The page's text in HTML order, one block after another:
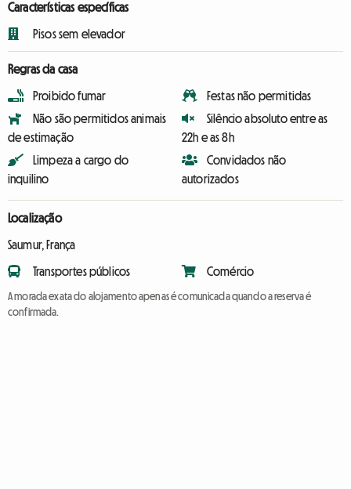
Características específicas
Pisos sem elevador
Regras da casa
Proibido fumar
Não são permitidos animais
de estimação
Limpeza a cargo do
inquilino
Festas não permitidas
Silêncio absoluto entre as
22h e as 8h
Convidados não
autorizados
Localização
Saumur, França
Transportes públicos Comércio
A morada exata do alojamento apenas é comunicada quando a reserva é
confirmada.